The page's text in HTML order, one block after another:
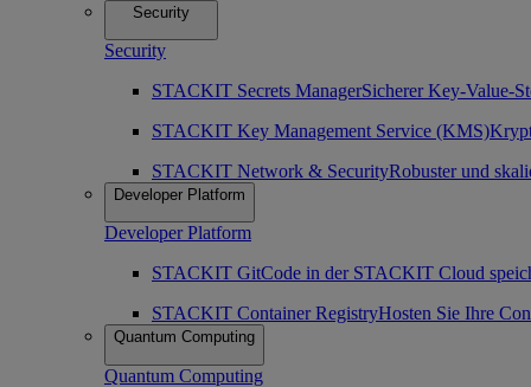
Security
Security
STACKIT Secrets ManagerSicherer Key-Value-
STACKIT Key Management Service (KMS)
STACKIT Network & SecurityRobuster und
Developer Platform
Developer Platform
STACKIT GitCode in der STACKIT Cloud
STACKIT Container RegistryHosten Sie Ihre
Quantum Computing
Quantum Computing